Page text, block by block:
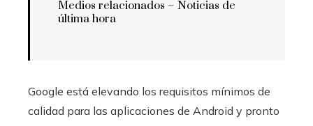
Medios relacionados – Noticias de
última hora
Google está elevando los requisitos mínimos de
calidad para las aplicaciones de Android y pronto